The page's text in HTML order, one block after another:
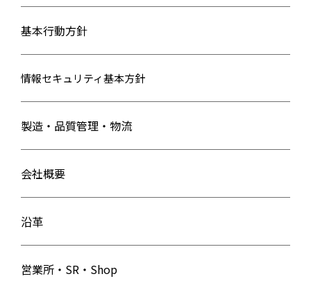
基本行動方針
情報セキュリティ基本方針
製造・品質管理・物流
会社概要
沿革
営業所・SR・Shop